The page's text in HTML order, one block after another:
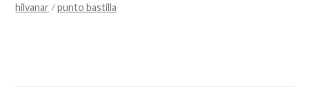
hilvanar /punto bastilla